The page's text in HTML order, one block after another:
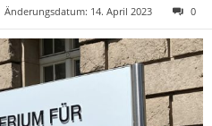
Änderungsdatum: 14. April 2023 0